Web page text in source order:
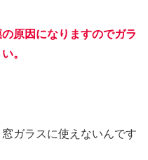
原因になりますのでガラ
。
ガラスに使えないんです